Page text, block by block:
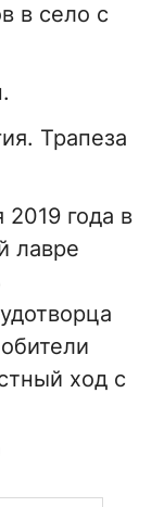
в село с
Трапеза
года в
лавре
ход с